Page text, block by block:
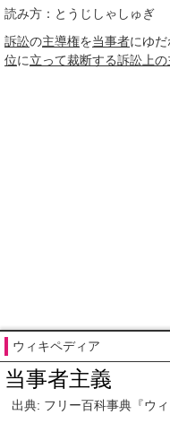
読み方：とうじしゃしゅぎ
訴訟の主導権を当事者にゆだ
位に立って裁断する訴訟 上の
ウィキペディア
当事者主義
出典: フリー百科事典『ウ